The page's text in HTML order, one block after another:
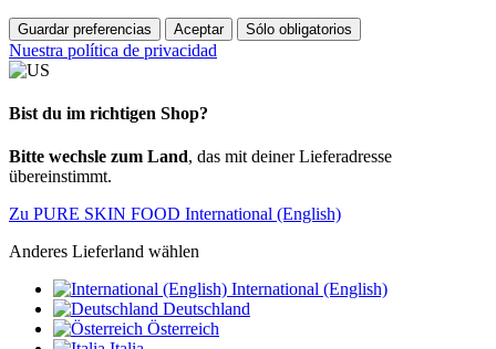
Guardar preferencias Aceptar Sólo obligatorios
Nuestra política de privacidad
Bist du im richtigen Shop?
Bitte wechsle zum Land, das mit deiner Lieferadresse
übereinstimmt.
Zu PURE SKIN FOOD International (English)
Anderes Lieferland wählen
International (English)
Deutschland
Österreich